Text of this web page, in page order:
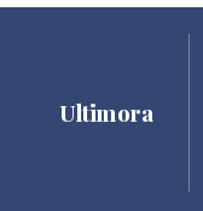
Ultimora